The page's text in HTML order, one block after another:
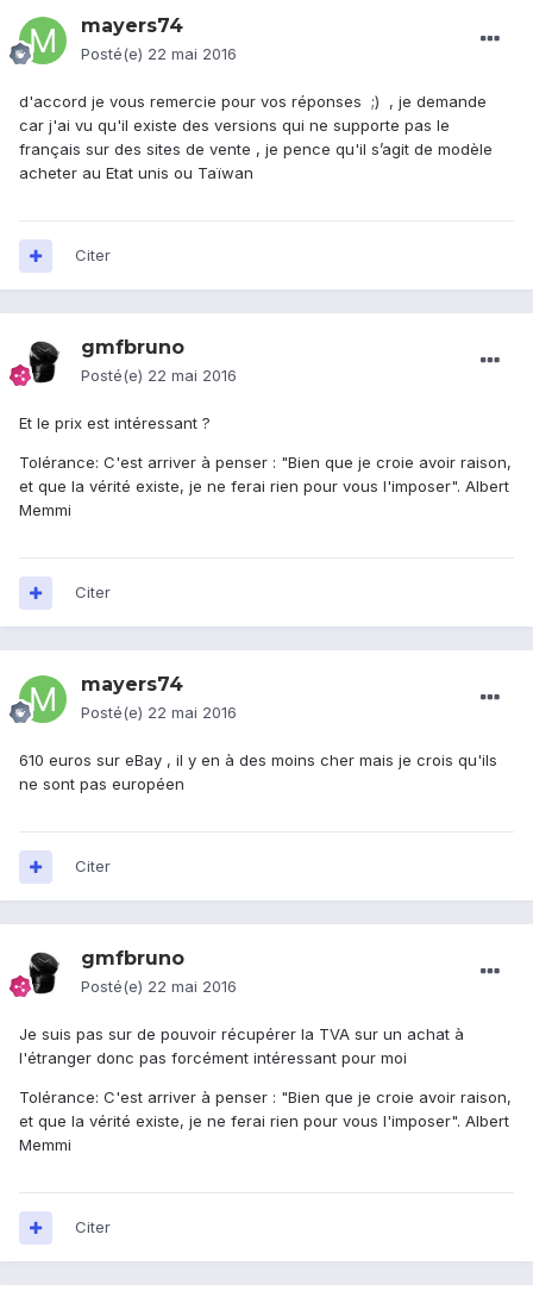
mayers74
Posté(e) 22 mai 2016
d'accord je vous remercie pour vos réponses ;) , je demande
car j'ai vu qu'il existe des versions qui ne supporte pas le
français sur des sites de vente , je pence qu'il s’agit de modèle
acheter au Etat unis ou Taïwan
Citer
gmfbruno
Posté(e) 22 mai 2016
Et le prix est intéressant ?
Tolérance: C'est arriver à penser : "Bien que je croie avoir raison,
et que la vérité existe, je ne ferai rien pour vous l'imposer". Albert
Memmi
Citer
mayers74
Posté(e) 22 mai 2016
610 euros sur eBay , il y en à des moins cher mais je crois qu'ils
ne sont pas européen
Citer
gmfbruno
Posté(e) 22 mai 2016
Je suis pas sur de pouvoir récupérer la TVA sur un achat à
l'étranger donc pas forcément intéressant pour moi
Tolérance: C'est arriver à penser : "Bien que je croie avoir raison,
et que la vérité existe, je ne ferai rien pour vous l'imposer". Albert
Memmi
Citer